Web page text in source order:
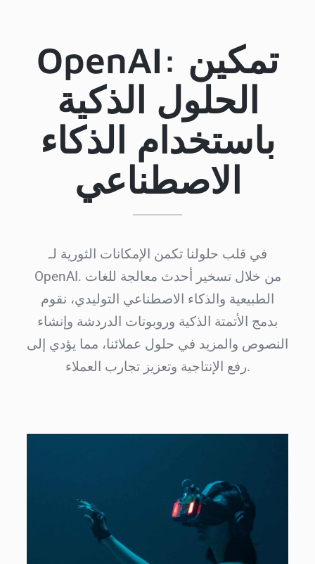
OpenAI: تمكين
الحلول الذكية
باستخدام الذكاء
الاصطناعي
في قلب حلولنا تكمن الإمكانات الثورية لـ
OpenAI. من خلال تسخير أحدث معالجة للغات
الطبيعية والذكاء الاصطناعي التوليدي، نقوم
بدمج الأتمتة الذكية وروبوتات الدردشة وإنشاء
النصوص والمزيد في حلول عملائنا، مما يؤدي إلى
رفع الإنتاجية وتعزيز تجارب العملاء.